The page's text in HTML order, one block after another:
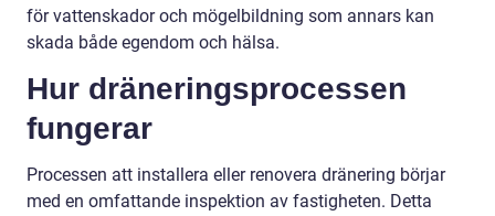
för vattenskador och mögelbildning som annars kan
skada både egendom och hälsa.
Hur dräneringsprocessen
fungerar
Processen att installera eller renovera dränering börjar
med en omfattande inspektion av fastigheten. Detta